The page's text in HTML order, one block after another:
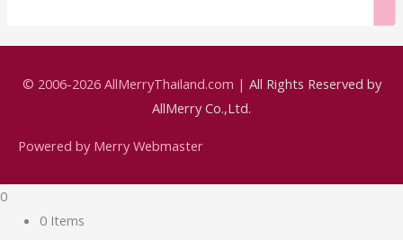
© 2006-2026 AllMerryThailand.com | All Rights Reserved by
AllMerry Co.,Ltd.
Powered by Merry Webmaster
0
0 Items